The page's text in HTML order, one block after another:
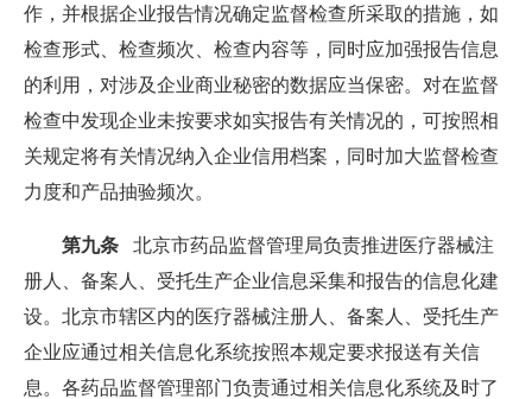
作，并根据企业报告情况确定监督检查所采取的措施，如
检查形式、检查频次、检查内容等，同时应加强报告信息
的利用，对涉及企业商业秘密的数据应当保密。对在监督
检查中发现企业未按要求如实报告有关情况的，可按照相
关规定将有关情况纳入企业信用档案，同时加大监督检查
力度和产品抽验频次。
第九条 北京市药品监督管理局负责推进医疗器械注
册人、备案人、受托生产企业信息采集和报告的信息化建
设。北京市辖区内的医疗器械注册人、备案人、受托生产
企业应通过相关信息化系统按照本规定要求报送有关信
息。各药品监督管理部门负责通过相关信息化系统及时了